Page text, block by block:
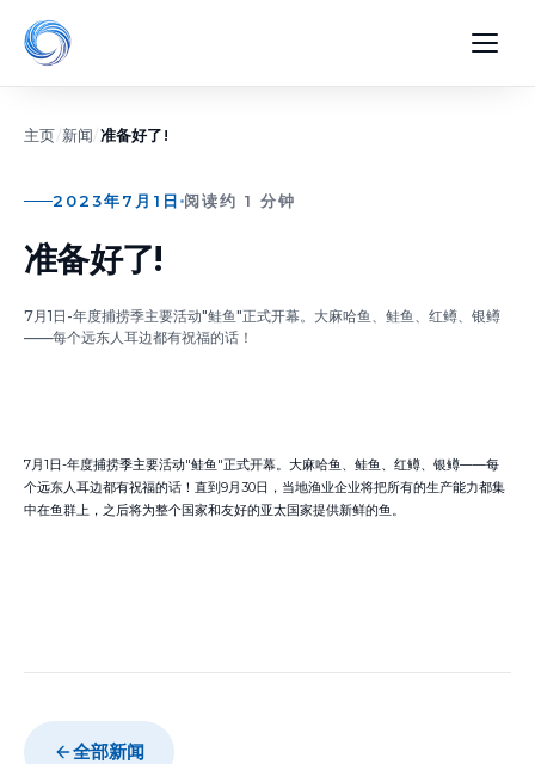
主页/新闻/准备好了!
2023年7月1日 阅读约 1 分钟
准备好了!
7月1日-年度捕捞季主要活动"鲑鱼"正式开幕。大麻哈鱼、鲑鱼、红鳟、银鳟
——每个远东人耳边都有祝福的话！
7月1日-年度捕捞季主要活动"鲑鱼"正式开幕。大麻哈鱼、鲑鱼、红鳟、银鳟——每
个远东人耳边都有祝福的话！直到9月30日，当地渔业企业将把所有的生产能力都集
中在鱼群上，之后将为整个国家和友好的亚太国家提供新鲜的鱼。
全部新闻